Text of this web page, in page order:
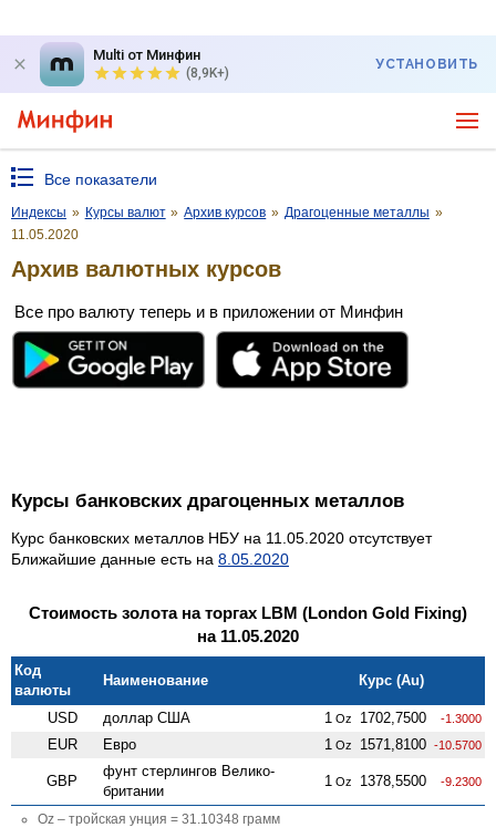
Multi от Минфин
(8,9K+)
УСТАНОВИТЬ
Все показатели
Индексы » Курсы валют » Архив курсов » Драгоценные металлы »
11.05.2020
Архив валютных курсов
Все про валюту теперь и в приложении от Минфин
Курсы банковских драгоценных металлов
Курс банковских металлов НБУ на 11.05.2020 отсутствует
Ближайшие данные есть на 8.05.2020
Стоимость золота на торгах LBM (London Gold Fixing)
на 11.05.2020
Код
валюты
Наименование Курс (Au)
USD доллар США 1 Oz 1702,7500 -1.3000
EUR Евро 1 Oz 1571,8100 -10.5700
GBP
фунт стерлингов Велико­
британии
1 Oz 1378,5500 -9.2300
Oz – тройская унция = 31.10348 грамм